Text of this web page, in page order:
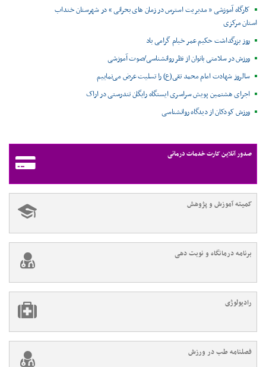
کارگاه آموزشی « مدیریت استرس در زمان های بحرانی » در شهرستان خنداب
استان مرکزی
روز بزرگداشت حکیم عمر خیام گرامی باد
ورزش در سلامتی بانوان از نظر روانشناسی/صوت آموزشی
سالروز شهادت امام محمد تقی(ع) را تسلیت عرض می‌نماییم
اجرای هشتمین پویش سراسری ایستگاه رایگان تندرستی در اراک
ورزش کودکان از دیدگاه روانشناسی
صدور آنلاین کارت خدمات درمانی
کمیته آموزش و پژوهش
برنامه درمانگاه و نوبت دهی
رادیولوژی
فصلنامه طب در ورزش